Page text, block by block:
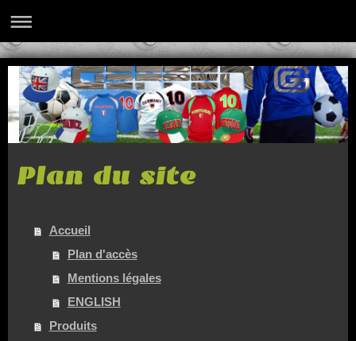
Plan du site
Accueil
Plan d'accès
Mentions légales
ENGLISH
Produits